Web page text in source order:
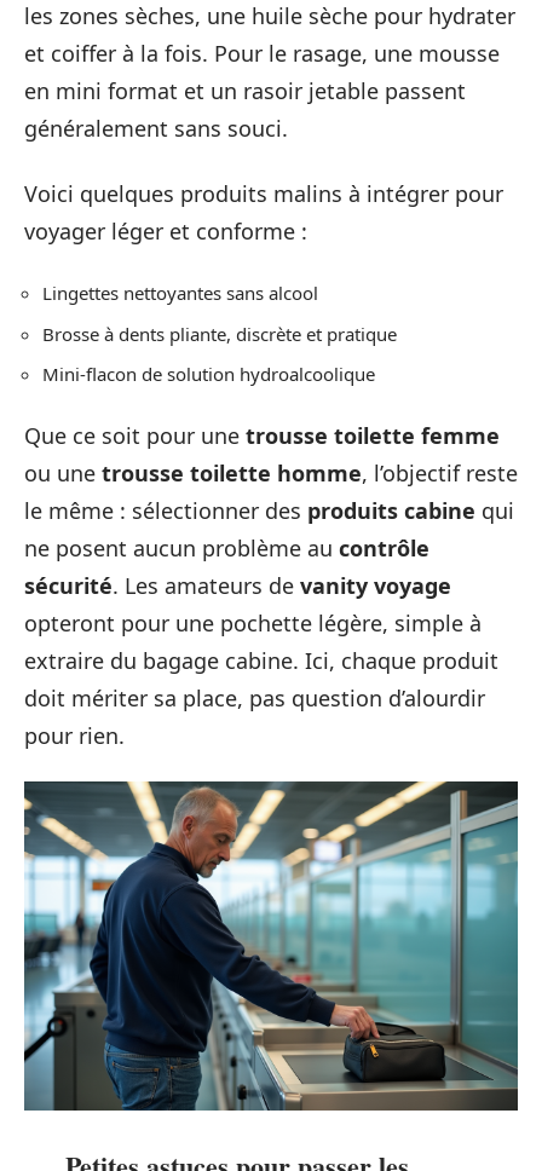
les zones sèches, une huile sèche pour hydrater
et coiffer à la fois. Pour le rasage, une mousse
en mini format et un rasoir jetable passent
généralement sans souci.
Voici quelques produits malins à intégrer pour
voyager léger et conforme :
Lingettes nettoyantes sans alcool
Brosse à dents pliante, discrète et pratique
Mini-flacon de solution hydroalcoolique
Que ce soit pour une trousse toilette femme
ou une trousse toilette homme, l’objectif reste
le même : sélectionner des produits cabine qui
ne posent aucun problème au contrôle
sécurité. Les amateurs de vanity voyage
opteront pour une pochette légère, simple à
extraire du bagage cabine. Ici, chaque produit
doit mériter sa place, pas question d’alourdir
pour rien.